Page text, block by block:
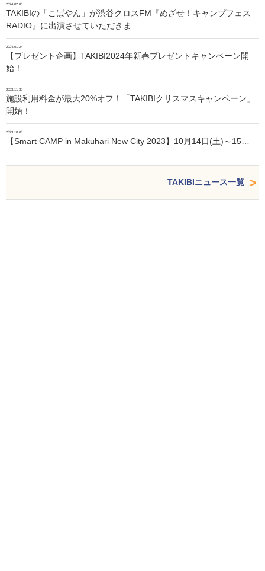
2024.02.06
TAKIBIの「こばやん」が渋谷クロスFM『めざせ！キャンプフェス
RADIO』に出演させていただきま…
2024.01.24
【プレゼント企画】TAKIBI2024年新春プレゼントキャンペーン開
始！
2023.11.30
施設利用料金が最大20%オフ！「TAKIBIクリスマスキャンペーン」
開始！
2023.10.05
【Smart CAMP in Makuhari New City 2023】10月14日(土)～15…
TAKIBIニュース一覧